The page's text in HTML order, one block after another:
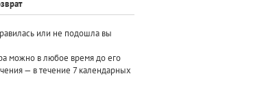
или не подошла вы
можно в любое время до его
— в течение 7 календарных